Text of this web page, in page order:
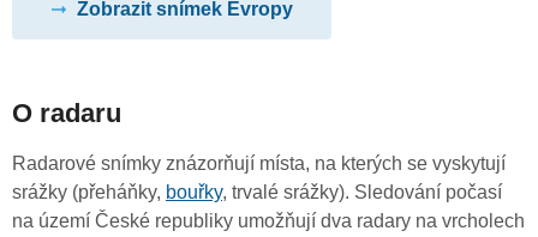
Zobrazit snímek Evropy
O radaru
Radarové snímky znázorňují místa, na kterých se vyskytují
srážky (přeháňky, bouřky, trvalé srážky). Sledování počasí
na území České republiky umožňují dva radary na vrcholech